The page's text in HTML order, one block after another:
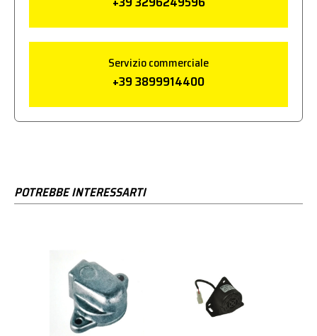
Servizio commerciale
+39 3899914400
POTREBBE INTERESSARTI